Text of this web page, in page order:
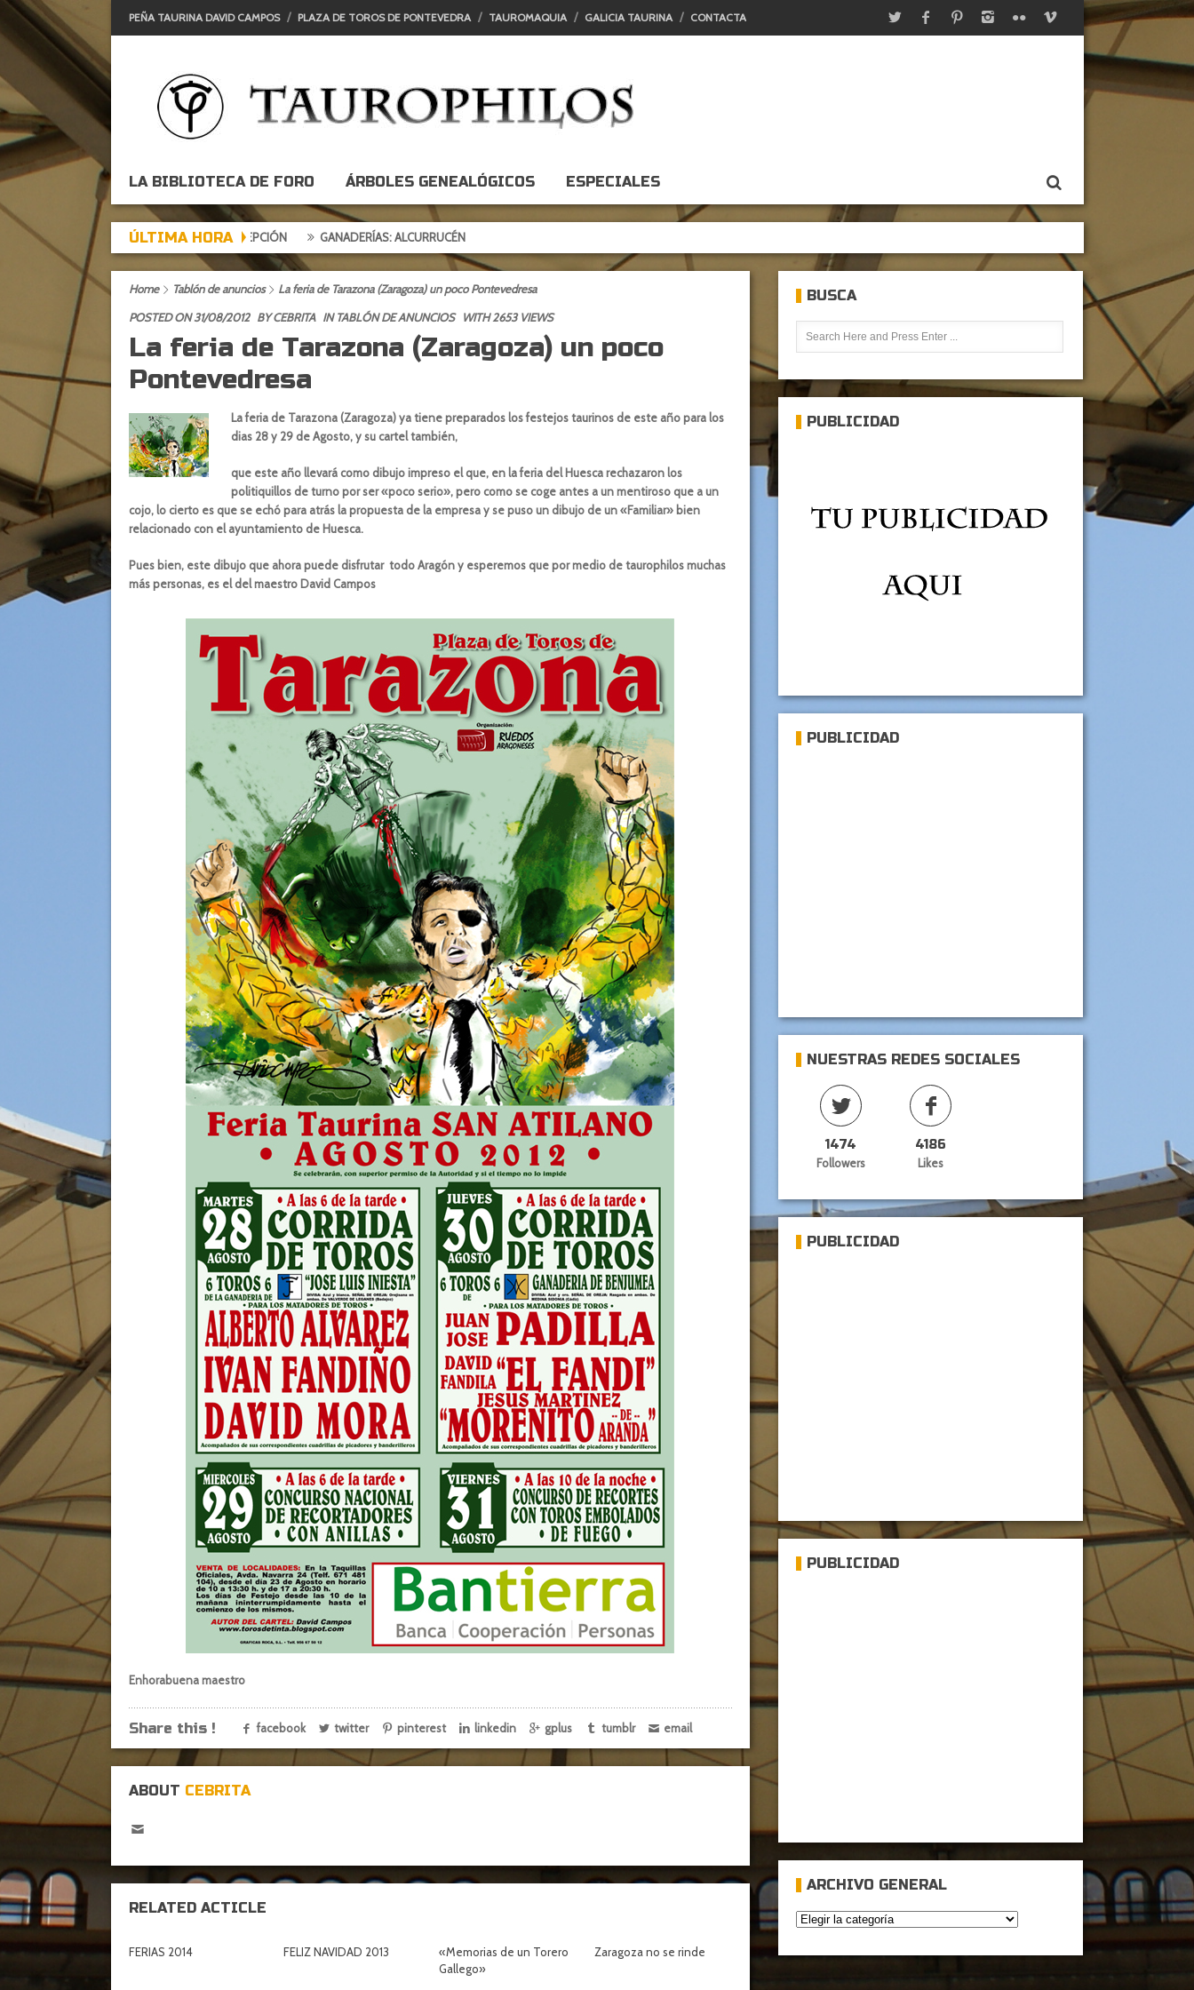
PEÑA TAURINA DAVID CAMPOS PLAZA DE TOROS DE PONTEVEDRA TAUROMAQUIA GALICIA TAURINA CONTACTA
LA BIBLIOTECA DE FORO ÁRBOLES GENEALÓGICOS ESPECIALES
ÚLTIMA HORA
DE EXPECTACIÓN, TARDE DE DECEPCIÓN GANADERÍAS: ALCURRUCÉN
Home Tablón de anuncios
La feria de Tarazona (Zaragoza) un poco Pontevedresa
POSTED ON 31/08/2012 BYCEBRITA INTABLÓN DE ANUNCIOS WITH 2653 VIEWS
La feria de Tarazona (Zaragoza) un poco
Pontevedresa
La feria de Tarazona (Zaragoza) ya tiene preparados los festejos taurinos de este año para los
dias 28 y 29 de Agosto, y su cartel también,
que este año llevará como dibujo impreso el que, en la feria del Huesca rechazaron los
politiquillos de turno por ser «poco serio», pero como se coge antes a un mentiroso que a un
cojo, lo cierto es que se echó para atrás la propuesta de la empresa y se puso un dibujo de un «Familiar» bien
relacionado con el ayuntamiento de Huesca.
Pues bien, este dibujo que ahora puede disfrutar todo Aragón y esperemos que por medio de taurophilos muchas
más personas, es el del maestro David Campos
Enhorabuena maestro
Share this ! facebook twitter pinterest linkedin gplus tumblr email
ABOUT CEBRITA
RELATED ACTICLE
FERIAS 2014 FELIZ NAVIDAD 2013
«Memorias de un Torero
Gallego»
Zaragoza no se rinde
BUSCA
PUBLICIDAD
PUBLICIDAD
NUESTRAS REDES SOCIALES
1474
Followers
4186
Likes
PUBLICIDAD
PUBLICIDAD
ARCHIVO GENERAL